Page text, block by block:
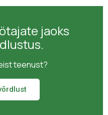
jaoks
teenust?